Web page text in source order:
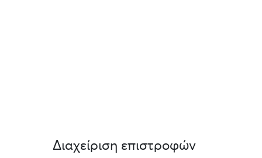
Διαχείριση επιστροφών